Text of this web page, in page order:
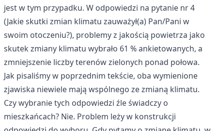
jest w tym przypadku. W odpowiedzi na pytanie nr 4
(Jakie skutki zmian klimatu zauważył(a) Pan/Pani w
swoim otoczeniu?), problemy z jakością powietrza jako
skutek zmiany klimatu wybrało 61 % ankietowanych, a
zmniejszenie liczby terenów zielonych ponad połowa.
Jak pisaliśmy w poprzednim tekście, oba wymienione
zjawiska niewiele mają wspólnego ze zmianą klimatu.
Czy wybranie tych odpowiedzi źle świadczy o
mieszkańcach? Nie. Problem leży w konstrukcji